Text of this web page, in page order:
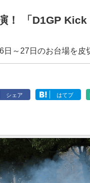
！ 「D1GP
～27日のお台場を皮
シェア はてブ